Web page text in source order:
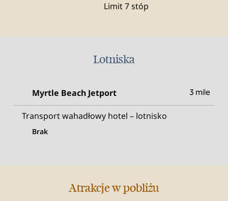
Limit 7 stóp
Lotniska
Myrtle Beach Jetport 3 mile
Transport wahadłowy hotel – lotnisko
Brak
Atrakcje w pobliżu